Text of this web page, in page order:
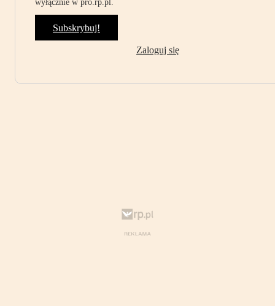
wyłącznie w pro.rp.pl.
Subskrybuj!
Zaloguj się